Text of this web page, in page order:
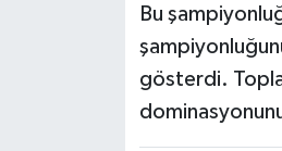
Bu
gösterdi.